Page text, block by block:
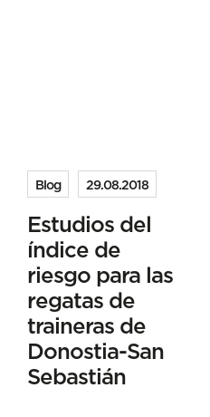
Blog 29.08.2018
Estudios del
índice de
riesgo para las
regatas de
traineras de
Donostia-San
Sebastián